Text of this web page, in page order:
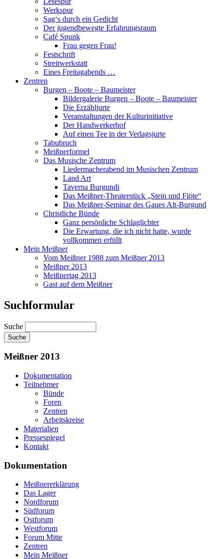
Werkspur
Sag‘s durch ein Gedicht
Der jugendbewegte Erfahrungsraum
Café Spunk
Frau gegen Frau!
Festschrift
Streitwerkstatt
Eines Freitagabends …
Zentren
Burgen – Boote – Baumeister
Bildergalerie Burgen – Boote – Baumeister
Die Erzähljurte
Veranstaltungen der Kulturinitiative
Der Handwerkerhof
Auf einen Tee in der Verlagsjurte
Tabubruch
Meißnerformel
Das Musische Zentrum
Liedermacherabend im Musischen Zentrum
Land Art
Taverna Burgundi
Das Meißner-Theaterstück „Stein und Flöte“
Das Meißner-Seminar des Gaues Alt-Burgund
Christliche Bünde
Ganz persönliche Schlaglichter
Die Erwartung, die ich nicht hatte, wurde
vollkommen erfüllt
Mein Meißner
Vom Meißner 1988 zum Meißner 2013
Meißner 2013
Meißnertag 2013
Gast auf dem Meißner
Suchformular
Suche
Meißner 2013
Dokumentation
Teilnehmer
Bünde
Foren
Zentren
Arbeitskreise
Materialien
Pressespiegel
Kontakt
Dokumentation
Meißnererklärung
Das Lager
Nordforum
Südforum
Ostforum
Westforum
Forum Mitte
Zentren
Mein Meißner